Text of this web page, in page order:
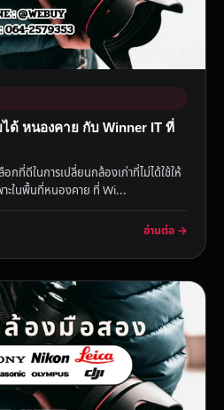
ด้ หนองคาย กับ Winner IT ที่
กที่ดีในการเปลี่ยนกล้องเก่าที่ไม่ได้ใช้ให้
าะในพื้นที่หนองคาย ที่ Wi...
อ่านต่อ →